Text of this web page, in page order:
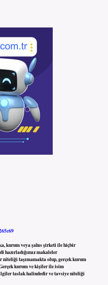
kurum veya şahıs şirketi ile hiçbir
hazırladığımız makaleler
niteliği taşımamakta olup, gerçek kurum
kurum ve kişiler ile isim
taslak halindedir ve tavsiye niteliği